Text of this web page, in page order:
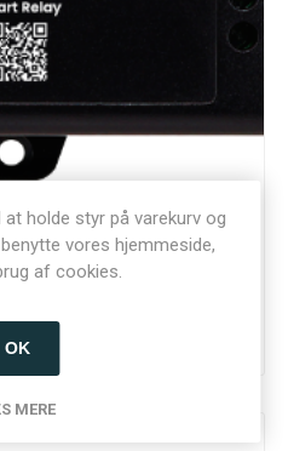
i monteringskasse
holde styr på varekurv og
vores hjemmeside,
af cookies.
OK
MERE